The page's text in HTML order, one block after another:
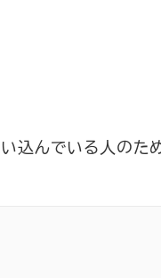
込んでいる人のた